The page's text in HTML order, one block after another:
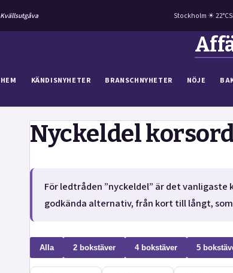
Kvällsutgåva Stockholm ☀ 22°C
HEM KÄNDISNYHETER BRANSCHNYHETER NÖJE
Nyckeldel
För ledtråden ”nyckeldel” är det vanligaste
godkända alternativ, från kort till långt,
Alla 2 bokstäver 4 bokstäver 5